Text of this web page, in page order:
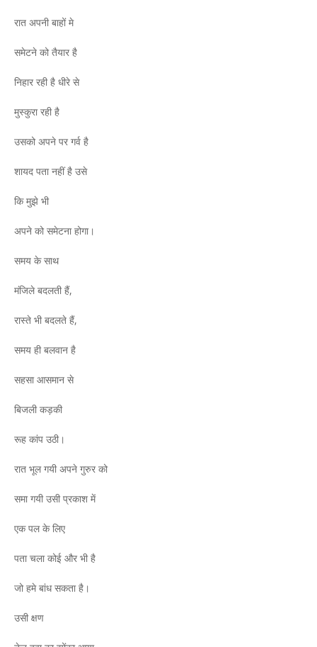
रात अपनी बाहों मे
समेटने को तैयार है
निहार रही है धीरे से
मुस्कुरा रही है
उसको अपने पर गर्व है
शायद पता नहीं है उसे
कि मुझे भी
अपने को समेटना होगा।
समय के साथ
मंजिले बदलती हैं,
रास्ते भी बदलते हैं,
समय ही बलवान है
सहसा आसमान से
बिजली कड़की
रूह कांप उठी।
रात भूल गयी अपने गुरुर को
समा गयी उसी प्रकाश में
एक पल के लिए
पता चला कोई और भी है
जो हमे बांध सकता है।
उसी क्षण